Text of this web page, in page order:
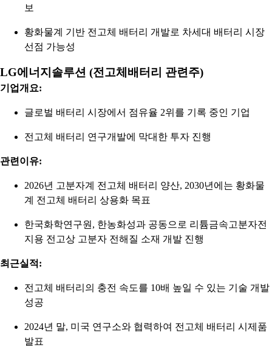
보
황화물계 기반 전고체 배터리 개발로 차세대 배터리 시장
선점 가능성
LG에너지솔루션 (전고체배터리 관련주)
기업개요:
글로벌 배터리 시장에서 점유율 2위를 기록 중인 기업
전고체 배터리 연구개발에 막대한 투자 진행
관련이유:
2026년 고분자계 전고체 배터리 양산, 2030년에는 황화물
계 전고체 배터리 상용화 목표
한국화학연구원, 한농화성과 공동으로 리튬금속고분자전
지용 전고상 고분자 전해질 소재 개발 진행
최근실적:
전고체 배터리의 충전 속도를 10배 높일 수 있는 기술 개발
성공
2024년 말, 미국 연구소와 협력하여 전고체 배터리 시제품
발표